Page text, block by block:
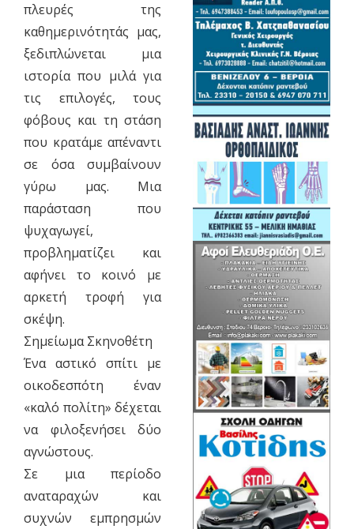
πλευρές της
καθημερινότητάς μας,
ξεδιπλώνεται μια
ιστορία που μιλά για
τις επιλογές, τους
φόβους και τη στάση
που κρατάμε απέναντι
σε όσα συμβαίνουν
γύρω μας. Μια
παράσταση που
ψυχαγωγεί,
προβληματίζει και
αφήνει το κοινό με
αρκετή τροφή για
σκέψη.
Σημείωμα Σκηνοθέτη
Ένα αστικό σπίτι με
οικοδεσπότη έναν
«καλό πολίτη» δέχεται
να φιλοξενήσει δύο
αγνώστους.
Σε μια περίοδο
αναταραχών και
συχνών εμπρησμών